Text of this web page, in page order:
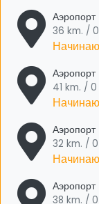
36 km. /
41 km. /
32 km. /
38 km. /